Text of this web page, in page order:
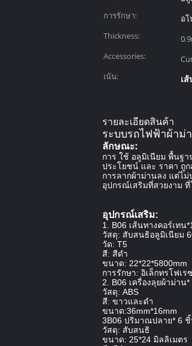
การรักษา:
อ
Thickness:
Accessories:
เน้น:
เ
รายละเอียดสินค้า
ระบบรถไฟฟ้าผ้าม่
ลักษณะ:
การ ใช้ อลูมิเนียม พื้นฐ
ประโยชน์ และ ราคา ถู
การลากผ้าม่านลง แต่ไ
อุปกรณ์เสริมที่สวยงาม
อุปกรณ์เสริม:
1. B06 เส้นทางคอร์เทน*1
วัสดุ: สับสนธิอลูมิเนียม
วัด: T5
สี: สีดํา
ขนาด: 22*22*5800mm
การรักษา: อิเล็กทรโฟเรซ
2. B06 เครื่องลุยผ้าม่าน
วัสดุ: ABS
สี: ขาวและดํา
ขนาด:36mm*16mm
3B06 ปริมาณปลาย* 6
วัสดุ: สับสนธิ
ขนาด: 25*24 มิลลิเมตร